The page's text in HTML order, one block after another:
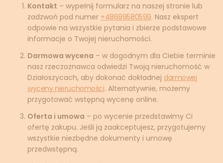
Kontakt – wypełnij formularz na naszej stronie lub
zadzwoń pod numer +48699580599. Nasz ekspert
odpowie na wszystkie pytania i zbierze podstawowe
informacje o Twojej nieruchomości.
Darmowa wycena – w dogodnym dla Ciebie terminie
nasz rzeczoznawca odwiedzi Twoją nieruchomość w
Działoszycach, aby dokonać dokładnej darmowej
wyceny nieruchomości. Alternatywnie, możemy
przygotować wstępną wycenę online.
Oferta i umowa – po wycenie przedstawimy Ci
ofertę zakupu. Jeśli ją zaakceptujesz, przygotujemy
wszystkie niezbędne dokumenty i umowę
przedwstępną.